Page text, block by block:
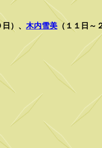
）、 木内雪美 （１１日～